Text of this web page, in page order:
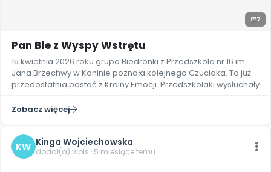
7
Pan Ble z Wyspy Wstrętu
15 kwietnia 2026 roku grupa Biedronki z Przedszkola nr 16 im.
Jana Brzechwy w Koninie poznała kolejnego Czuciaka. To już
przedostatnia postać z Krainy Emocji. Przedszkolaki wysłuchały
Zobacz więcej
KW Kinga Wojciechowska
dodał(a) wpis · 5 miesiące temu